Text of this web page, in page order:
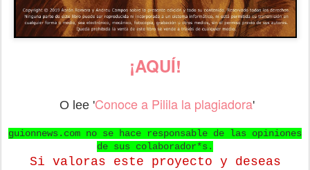
¡AQUÍ!
O lee 'Conoce a Pilila la plagiadora'
guionnews.com no se hace responsable de las opiniones
de sus colaborador*s.
Si valoras este proyecto y deseas